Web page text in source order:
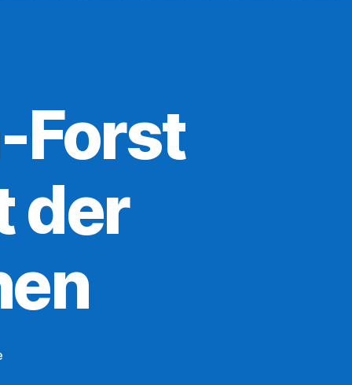
Forst
der
zu